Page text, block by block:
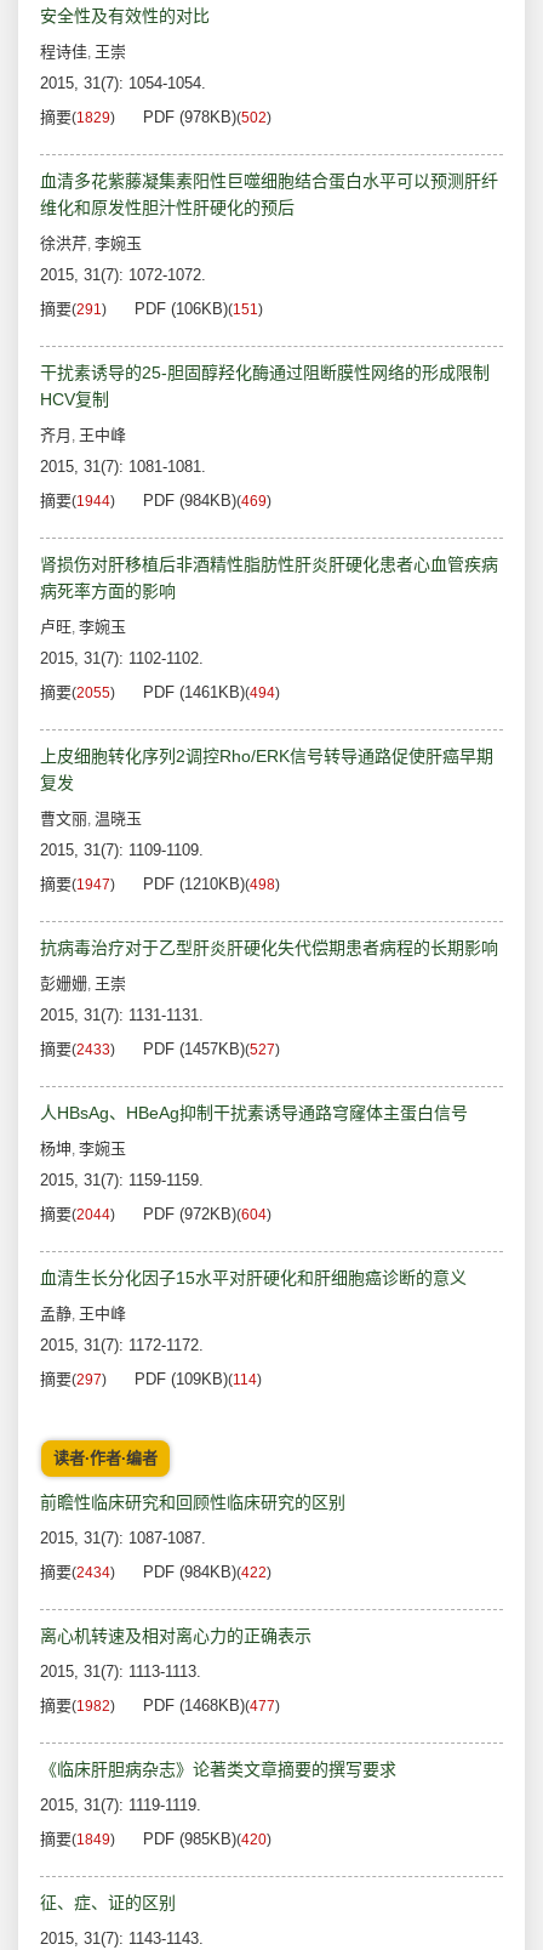
安全性及有效性的对比
程诗佳, 王崇
2015, 31(7): 1054-1054.
摘要(1829) PDF (978KB)(502)
血清多花紫藤凝集素阳性巨噬细胞结合蛋白水平可以预测肝纤
维化和原发性胆汁性肝硬化的预后
徐洪芹, 李婉玉
2015, 31(7): 1072-1072.
摘要(291) PDF (106KB)(151)
干扰素诱导的25-胆固醇羟化酶通过阻断膜性网络的形成限制
HCV复制
齐月 , 王中峰
2015, 31(7): 1081-1081.
摘要(1944) PDF (984KB)(469)
肾损伤对肝移植后非酒精性脂肪性肝炎肝硬化患者心血管疾病
病死率方面的影响
卢旺, 李婉玉
2015, 31(7): 1102-1102.
摘要(2055) PDF (1461KB)(494)
上皮细胞转化序列2调控Rho/ERK信号转导通路促使肝癌早期
复发
曹文丽, 温晓玉
2015, 31(7): 1109-1109.
摘要(1947) PDF (1210KB)(498)
抗病毒治疗对于乙型肝炎肝硬化失代偿期患者病程的长期影响
彭姗姗, 王崇
2015, 31(7): 1131-1131.
摘要(2433) PDF (1457KB)(527)
人HBsAg、HBeAg抑制干扰素诱导通路穹窿体主蛋白信号
杨坤, 李婉玉
2015, 31(7): 1159-1159.
摘要(2044) PDF (972KB)(604)
血清生长分化因子15水平对肝硬化和肝细胞癌诊断的意义
孟静, 王中峰
2015, 31(7): 1172-1172.
摘要(297) PDF (109KB)(114)
读者·作者·编者
前瞻性临床研究和回顾性临床研究的区别
2015, 31(7): 1087-1087.
摘要(2434) PDF (984KB)(422)
离心机转速及相对离心力的正确表示
2015, 31(7): 1113-1113.
摘要(1982) PDF (1468KB)(477)
《临床肝胆病杂志》论著类文章摘要的撰写要求
2015, 31(7): 1119-1119.
摘要(1849) PDF (985KB)(420)
征、症、证的区别
2015, 31(7): 1143-1143.